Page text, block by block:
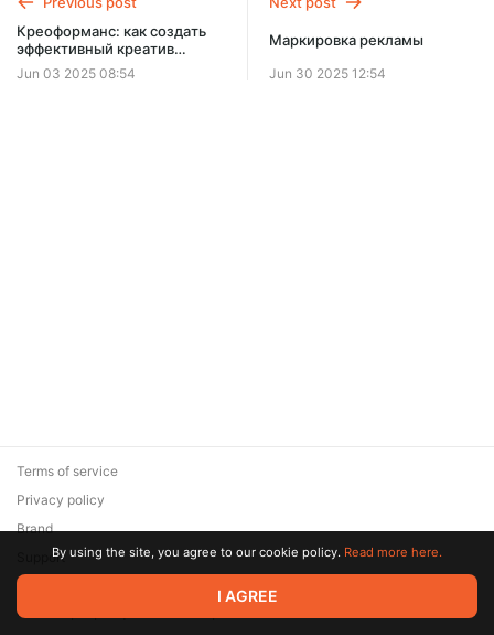
Запись онлайн-лектория SUBSCRIBE
Креоформанс: как создать
эффективный креатив
любого формата
Jun 03 2025 08:54
Маркировка рекламы
Jun 30 2025 12:54
© 2026 Zaya Solutions Limited. All rights reserved. All trademarks
are the property of their respective owners.
Terms of service
Privacy policy
Brand
SupportBy using the site, you agree to our cookie policy. Read more here.
I AGREE